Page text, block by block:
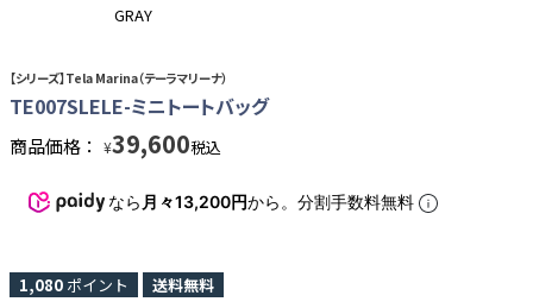
GRAY
【シリーズ】Tela Marina（テーラマリーナ）
TE007SLELE-ミニトートバッグ
商品価格： ¥39,600税込
なら 月々13,200円から。分割手数料無料
1,080 ポイント 送料無料